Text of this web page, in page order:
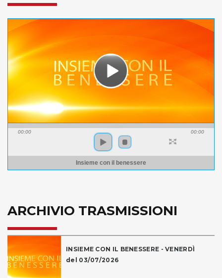
00:00 00:00
Insieme con il benessere
ARCHIVIO TRASMISSIONI
INSIEME CON IL BENESSERE - VENERDÌ
del 03/07/2026